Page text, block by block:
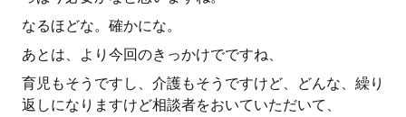
なるほどな。確かにな。
あとは、より今回のきっかけでですね、
育児もそうですし、介護もそうですけど、どんな、繰り
返しになりますけど相談者をおいていただいて、